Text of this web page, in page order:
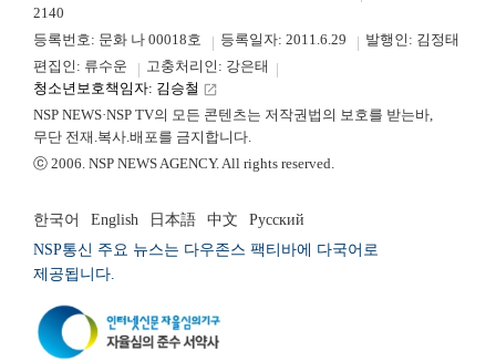
2140
등록번호: 문화 나 00018호
등록일자: 2011.6.29
발행인: 김정태
편집인: 류수운
고충처리인: 강은태
청소년보호책임자: 김승철 launch
NSP NEWS·NSP TV의 모든 콘텐츠는 저작권법의 보호를 받는바,
무단 전재.복사.배포를 금지합니다.
ⓒ 2006. NSP NEWS AGENCY. All rights reserved.
한국어 English 日本語 中文
Русский
NSP통신 주요 뉴스는 다우존스 팩티바에 다국어로
제공됩니다.